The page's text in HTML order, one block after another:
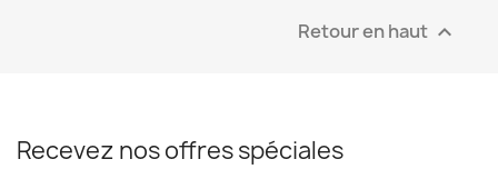
Retour en haut 
Recevez nos offres spéciales